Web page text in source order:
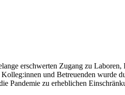
erschwerten Zugang zu
und Betreuenden wurde
Pandemie zu erheblichen